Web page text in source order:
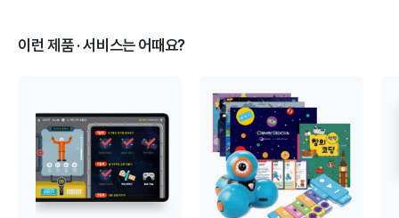
학습 정확도와 풀이 속도를 개선해 나가는 것이 중요합니다.
커리큘럼과 방문 학습 및 센터, 공부방 수업의 밀착 관리가 큰 도움이 될
이런 제품 · 서비스는 어때요?